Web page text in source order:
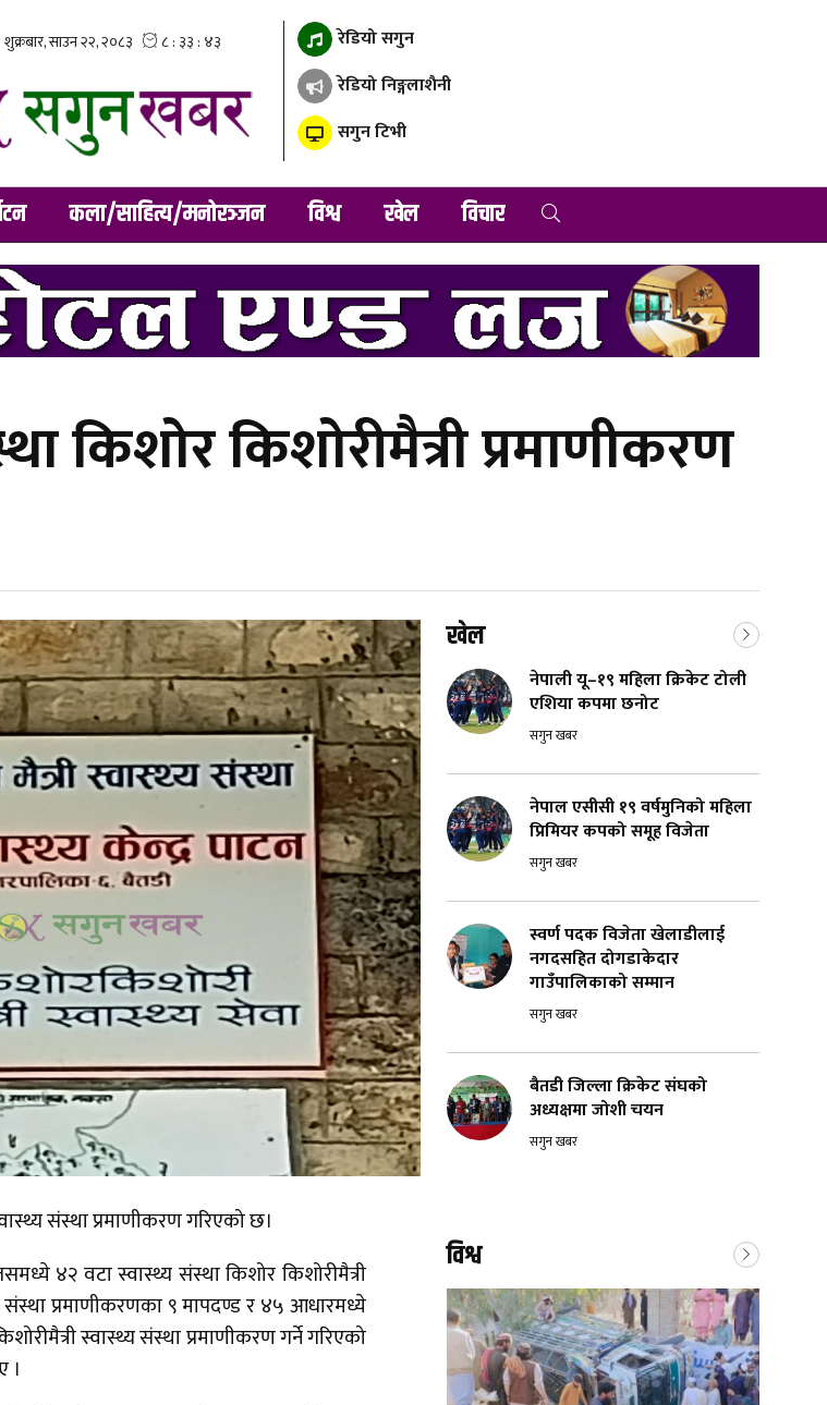
रेडियो सगुन
रेडियो निङ्गलाशैनी
सगुन टिभी
कला/साहित्य/मनोरञ्जन विश्व खेल विचार
किशोर किशोरीमैत्री प्रमाणीकरण
संस्था प्रमाणीकरण गरिएको छ।
४२ वटा स्वास्थ्य संस्था किशोर किशोरीमैत्री
संस्था प्रमाणीकरणका ९ मापदण्ड र ४५ आधारमध्ये
स्वास्थ्य संस्था प्रमाणीकरण गर्ने गरिएको
।
खेल
नेपाली यू–१९ महिला क्रिकेट टोली
एशिया कपमा छनोट
सगुन खबर
नेपाल एसीसी १९ वर्षमुनिको महिला
प्रिमियर कपको समूह विजेता
सगुन खबर
स्वर्ण पदक विजेता खेलाडीलाई
नगदसहित दोगडाकेदार
गाउँपालिकाको सम्मान
सगुन खबर
बैतडी जिल्ला क्रिकेट संघको
अध्यक्षमा जोशी चयन
सगुन खबर
विश्व